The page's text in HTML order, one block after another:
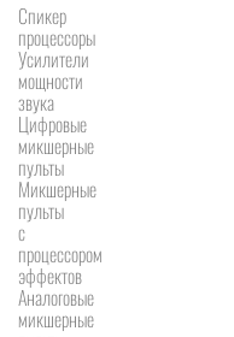
Спикер
процессоры
Усилители
мощности
звука
Цифровые
микшерные
пульты
Микшерные
пульты
с
процессором
эффектов
Аналоговые
микшерные